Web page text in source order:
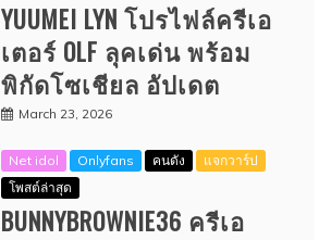
YUUMEI LYN โปรไฟล์ครีเอ
เตอร์ OLF ลุคเด่น พร้อม
พิกัดโซเชียล อัปเดต
March 23, 2026
Net idol Onlyfans คนดัง
แจกวาร์ป
โพสต์ล่าสุด
BUNNYBROWNIE36 ครีเอ